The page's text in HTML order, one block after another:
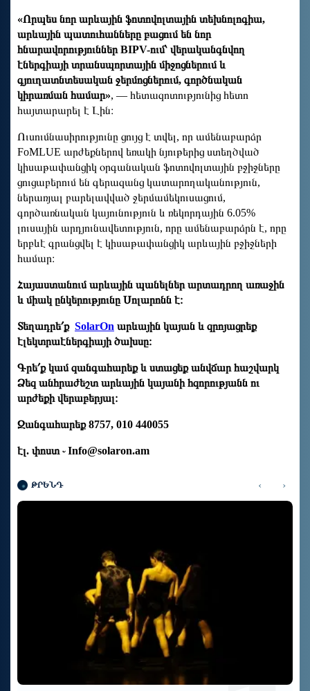
«Որպես նոր արևային ֆոտովոլտային տեխնոլոգիա,
արևային պատուհանները բացում են նոր
հնարավորություններ BIPV-ում՝ վերականգնվող
էներգիայի տրանսպորտային միջոցներում և
գյուղատնտեսական ջերմոցներում, գործնական
կիրառման համար», — հետազոտությունից հետո
հայտարարել է Լին։
Ուսումնասիրությունը ցույց է տվել, որ ամենաբարձր
FoMLUE արժեքներով եռակի նյութերից ստեղծված
կիսաթափանցիկ օրգանական ֆոտովոլտային բջիջները
ցուցաբերում են գերազանց կատարողականություն,
ներառյալ բարելավված ջերմամեկուսացում,
գործառնական կայունություն և ռեկորդային 6.05%
լուսային արդյունավետություն, որը ամենաբարձրն է, որը
երբևէ գրանցվել է կիսաթափանցիկ արևային բջիջների
համար։
Հայաստանում արևային պանելներ արտադրող առաջին
և միակ ընկերությունը Սոլարոնն է։
Տեղադրե՛ք SolarOn արևային կայան և զրոյացրեք
էլեկտրաէներգիայի ծախսը։
Գրե՛ք կամ զանգահարեք և ստացեք անվճար հաշվարկ
Ձեզ անհրաժեշտ արևային կայանի հզորությանն ու
արժեքի վերաբերյալ։
Զանգահարեք 8757, 010 440055
էլ. փոստ ֊Info@solaron.am
ԹՐԵՆԴ ‹ ›